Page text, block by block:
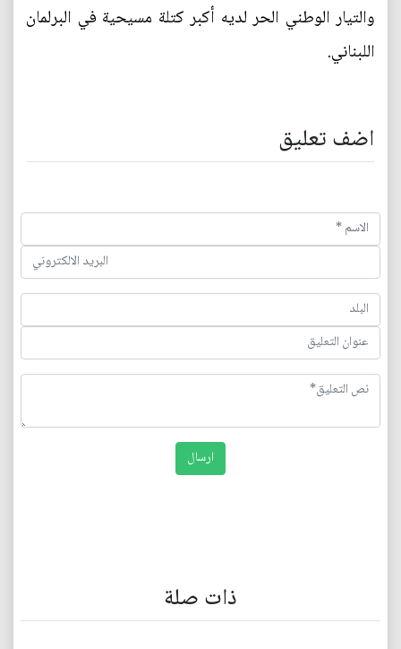
والتيار الوطني الحر لديه أكبر كتلة مسيحية في البرلمان
اللبناني.
اضف تعليق
ذات صلة